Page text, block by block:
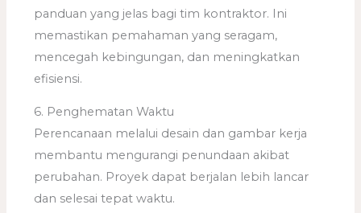
panduan yang jelas bagi tim kontraktor. Ini
memastikan pemahaman yang seragam,
mencegah kebingungan, dan meningkatkan
efisiensi.
6. Penghematan Waktu
Perencanaan melalui desain dan gambar kerja
membantu mengurangi penundaan akibat
perubahan. Proyek dapat berjalan lebih lancar
dan selesai tepat waktu.